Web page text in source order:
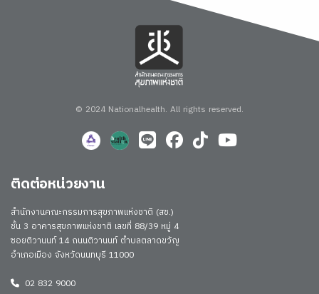
© 2024 Nationalhealth. All rights reserved.
ติดต่อหน่วยงาน
สำนักงานคณะกรรมการสุขภาพแห่งชาติ (สช.)
ชั้น 3 อาคารสุขภาพแห่งชาติ เลขที่ 88/39 หมู่ 4
ซอยติวานนท์ 14 ถนนติวานนท์ ตำบลตลาดขวัญ
อำเภอเมือง จังหวัดนนทบุรี 11000
02 832 9000